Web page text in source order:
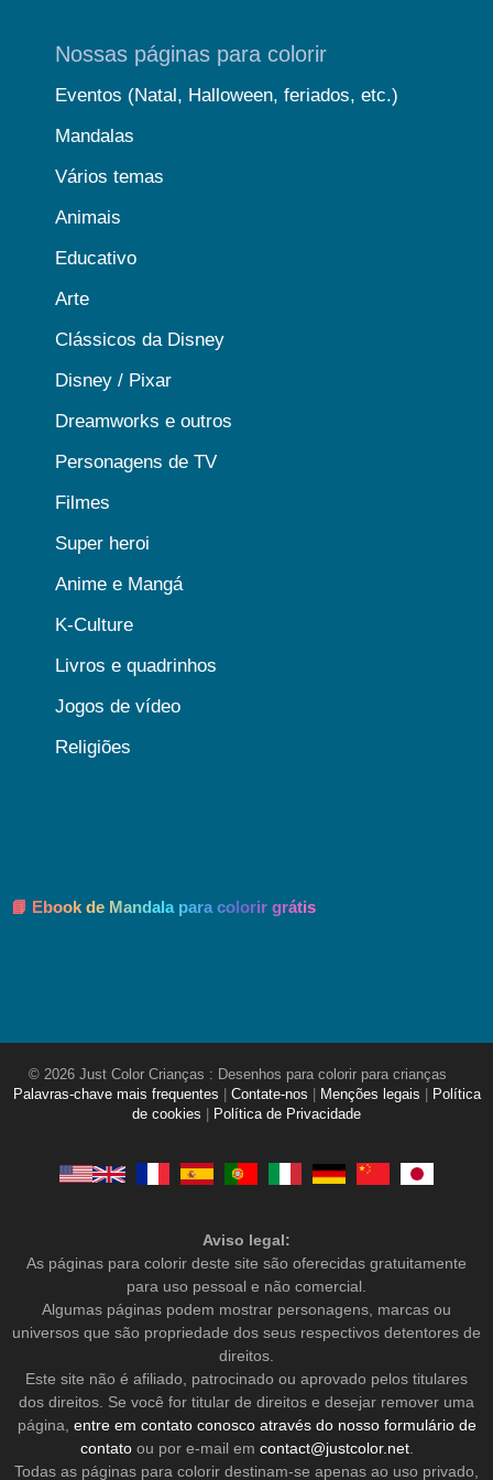
Nossas páginas para colorir
Eventos (Natal, Halloween, feriados, etc.)
Mandalas
Vários temas
Animais
Educativo
Arte
Clássicos da Disney
Disney / Pixar
Dreamworks e outros
Personagens de TV
Filmes
Super heroi
Anime e Mangá
K-Culture
Livros e quadrinhos
Jogos de vídeo
Religiões
📘 Ebook de Mandala para colorir grátis
© 2026 Just Color Crianças : Desenhos para colorir para crianças
Palavras-chave mais frequentes
Contate-nos Menções legais
Política
de cookies
Política de Privacidade
Aviso legal:
As páginas para colorir deste site são oferecidas gratuitamente
para uso pessoal e não comercial.
Algumas páginas podem mostrar personagens, marcas ou
universos que são propriedade dos seus respectivos detentores de
direitos.
Este site não é afiliado, patrocinado ou aprovado pelos titulares
dos direitos. Se você for titular de direitos e desejar remover uma
página, entre em contato conosco através do nosso formulário de
contatoou por e-mail em contact@justcolor.net.
Todas as páginas para colorir destinam-se apenas ao uso privado,